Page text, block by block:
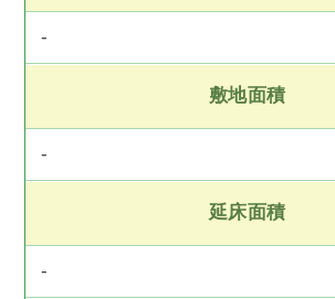
-
敷地面積
-
延床面積
-